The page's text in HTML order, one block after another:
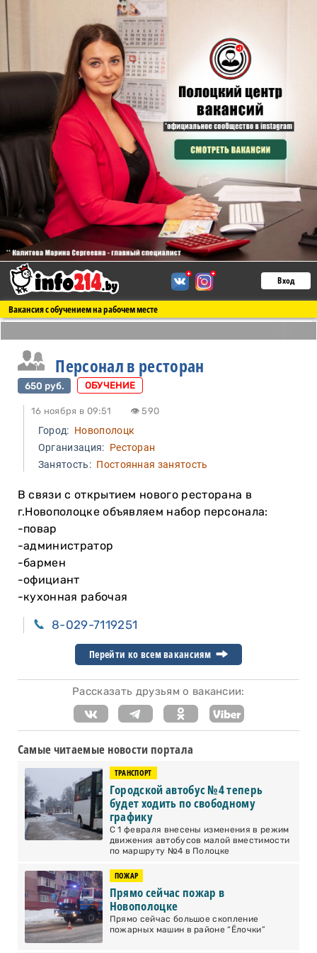
Вход
Вакансия с обучением на рабочем месте
Персонал в ресторан
650 руб. ОБУЧЕНИЕ
16 ноября в 09:51 👁 590
Город: Новополоцк
Организация: Ресторан
Занятость:Постоянная занятость
В связи с открытием нового ресторана в
г.Новополоцке объявляем набор персонала:
-повар
-администратор
-бармен
-официант
-кухонная рабочая
8-029-7119251
Перейти ко всем вакансиям
Рассказать друзьям о вакансии:
Самые читаемые новости портала
ТРАНСПОРТ
Городской автобус №4 теперь
будет ходить по свободному
графику
С 1 февраля внесены изменения в режим
движения автобусов малой вместимости
по маршруту №4 в Полоцке
ПОЖАР
Прямо сейчас пожар в
Новополоцке
Прямо сейчас большое скопление
пожарных машин в районе “Ёлочки”